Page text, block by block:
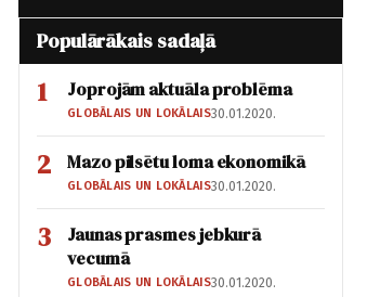
Populārākais sadaļā
1 Joprojām aktuāla problēma
GLOBĀLAIS UN LOKĀLAIS30.01.2020.
2 Mazo pilsētu loma ekonomikā
GLOBĀLAIS UN LOKĀLAIS30.01.2020.
3
Jaunas prasmes jebkurā
vecumā
GLOBĀLAIS UN LOKĀLAIS30.01.2020.